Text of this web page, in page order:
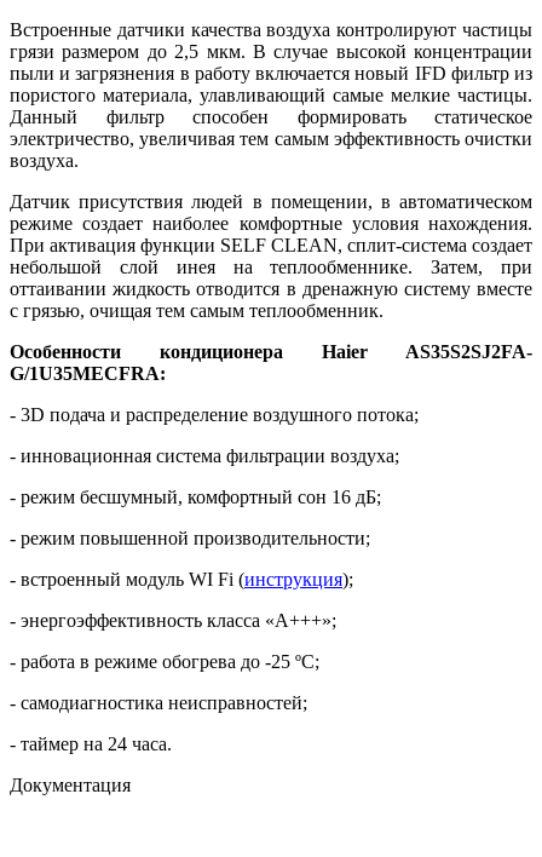
Встроенные датчики качества воздуха контролируют частицы
грязи размером до 2,5 мкм. В случае высокой концентрации
пыли и загрязнения в работу включается новый IFD фильтр из
пористого материала, улавливающий самые мелкие частицы.
Данный фильтр способен формировать статическое
электричество, увеличивая тем самым эффективность очистки
воздуха.
Датчик присутствия людей в помещении, в автоматическом
режиме создает наиболее комфортные условия нахождения.
При активация функции SELF CLEAN, сплит-система создает
небольшой слой инея на теплообменнике. Затем, при
оттаивании жидкость отводится в дренажную систему вместе
с грязью, очищая тем самым теплообменник.
Особенности кондиционера Haier AS35S2SJ2FA-
G/1U35MECFRA:
- 3D подача и распределение воздушного потока;
- инновационная система фильтрации воздуха;
- режим бесшумный, комфортный сон 16 дБ;
- режим повышенной производительности;
- встроенный модуль WI Fi (инструкция);
- энергоэффективность класса «А+++»;
- работа в режиме обогрева до -25 ºС;
- самодиагностика неисправностей;
- таймер на 24 часа.
Документация